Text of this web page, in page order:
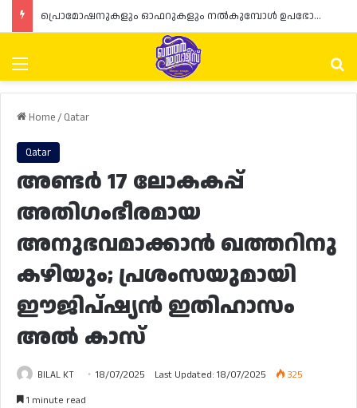
പ്രൊമോഷനുകളും ഓഫറുകളും നൽകുമ്പോൾ ഉപഭോക്താക്കളുടെ അവകാശങ്ങൾ ഉറപ്പാക്കണമെന്ന് ഖത്തർ വാണിജ്യ വ്യവസായ മന്ത്രാലയത്തിന്റെ (MoCI) നിർദ്ദേശം
Menu
Home/ Qatar
Qatar
അണ്ടർ 17 ലോകകപ്പ്
അതിഗംഭീരമായ
അനുഭവമാക്കാൻ ഖത്തറിനു
കഴിയും; പ്രശംസയുമായി
ഈജിപ്ഷ്യൻ ഇതിഹാസം
അൽ കാസ്
BILAL KT 18/07/2025 Last Updated: 18/07/2025
325
1 minute read